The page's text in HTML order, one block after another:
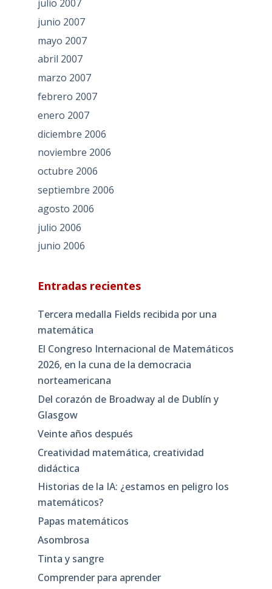
julio 2007
junio 2007
mayo 2007
abril 2007
marzo 2007
febrero 2007
enero 2007
diciembre 2006
noviembre 2006
octubre 2006
septiembre 2006
agosto 2006
julio 2006
junio 2006
Entradas recientes
Tercera medalla Fields recibida por una
matemática
El Congreso Internacional de Matemáticos
2026, en la cuna de la democracia
norteamericana
Del corazón de Broadway al de Dublín y
Glasgow
Veinte años después
Creatividad matemática, creatividad
didáctica
Historias de la IA: ¿estamos en peligro los
matemáticos?
Papas matemáticos
Asombrosa
Tinta y sangre
Comprender para aprender